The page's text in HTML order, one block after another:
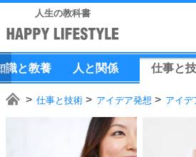
人生の教科書
識と教養 人 と 関係 仕事と
仕事と技術 アイデア発想 アイデ